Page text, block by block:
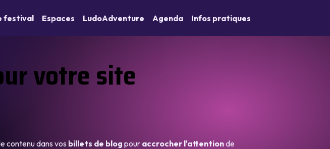
festival Espaces LudoAdventure Agenda Infos pratiques
votre site
contenu dans vos billets de blog pour accrocher l'attentionde